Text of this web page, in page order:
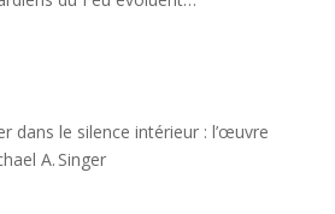
dans le silence intérieur : l’œuvre
A. Singer